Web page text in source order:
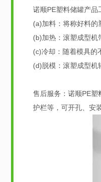
诺顺PE塑料储罐产品
(a)加料：将称好料
(b)加热：滚塑成型
(c)冷却：随着模具
(d)脱模：滚塑成型机
售后服务：诺顺PE
护栏等，可开孔、安